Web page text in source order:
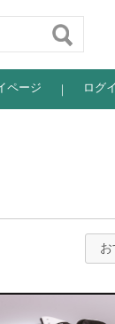
ページ ログ